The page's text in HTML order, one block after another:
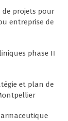
de projets pour
entreprise de
phase II
et plan de